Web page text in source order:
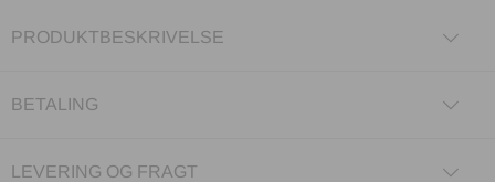
PRODUKTBESKRIVELSE
BETALING
LEVERING OG FRAGT